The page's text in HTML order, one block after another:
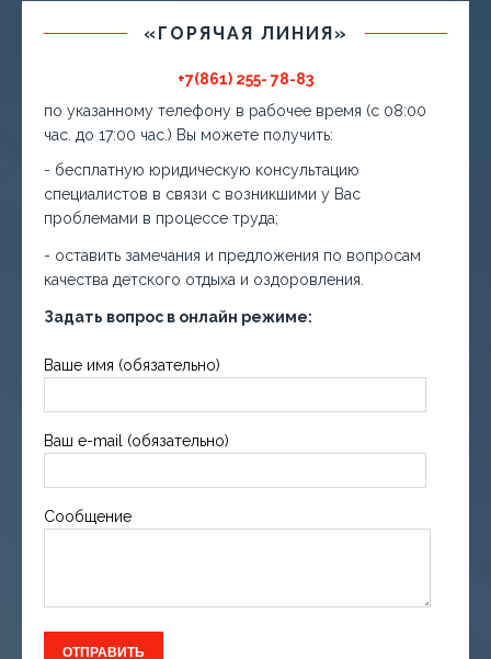
«ГОРЯЧАЯ ЛИНИЯ»
+7(861) 255- 78-83
по указанному телефону в рабочее время (с 08:00
час. до 17:00 час.) Вы можете получить:
- бесплатную юридическую консультацию
специалистов в связи с возникшими у Вас
проблемами в процессе труда;
- оставить замечания и предложения по вопросам
качества детского отдыха и оздоровления.
Задать вопрос в онлайн режиме:
Ваше имя (обязательно)
Ваш e-mail (обязательно)
Сообщение